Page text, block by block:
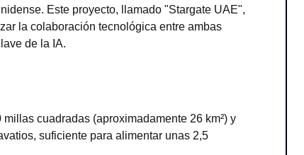
Este proyecto, llamado "Stargate UAE",
la colaboración tecnológica entre ambas
de la IA.
cuadradas (aproximadamente 26 km²) y
suficiente para alimentar unas 2,5